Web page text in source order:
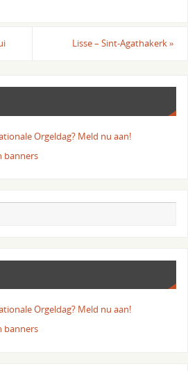
Lisse – Sint-Agathakerk»
Orgeldag? Meld nu aan!
banners
Orgeldag? Meld nu aan!
banners